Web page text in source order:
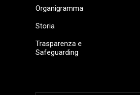
Organigramma
Storia
Trasparenza e
Safeguarding